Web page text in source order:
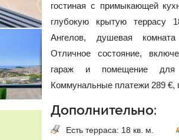
гостиная с примыкающей
глубокую крытую
Ангелов, душевая
Отличное состояние,
гараж и помещение для
Коммунальные платежи 289 €,
Дополнительно:
Есть терраса: 18 кв. м.